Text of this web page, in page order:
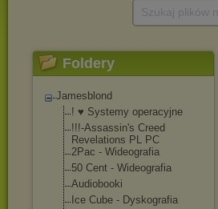
Foldery
Jamesblond
! ♥ Systemy operacyjne
!!!-Assassin's Creed
Revelations PL PC
2Pac - Wideografia
50 Cent - Wideografia
Audiobooki
Ice Cube - Dyskografia